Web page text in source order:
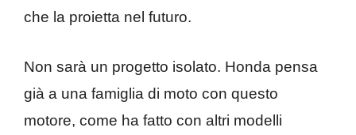
che la proietta nel futuro.
Non sarà un progetto isolato. Honda pensa
già a una famiglia di moto con questo
motore, come ha fatto con altri modelli